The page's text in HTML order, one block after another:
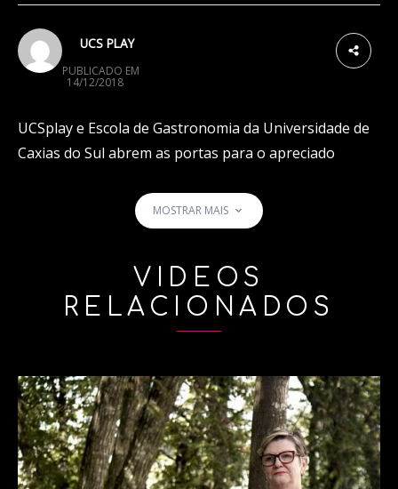
UCS PLAY
PUBLICADO EM
14/12/2018
UCSplay e Escola de Gastronomia da Universidade de
Caxias do Sul abrem as portas para o apreciado
Neste programa, o chef André Lenzi apresenta uma
Ingredientes:
Açúcar (12g)
Fermento químico (3g)
Ovos (3 unidades)
Licor de laranja (10mL)
MOSTRAR MAIS
VÍDEOS
RELACIONADOS